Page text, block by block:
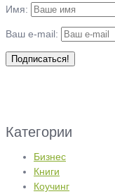
Имя:
Ваш e-mail:
Категории
Бизнес
Книги
Коучинг